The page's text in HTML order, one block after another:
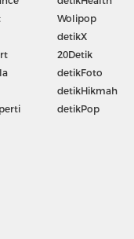
Wolipop
detikX
20Detik
detikFoto
detikHikmah
detikPop